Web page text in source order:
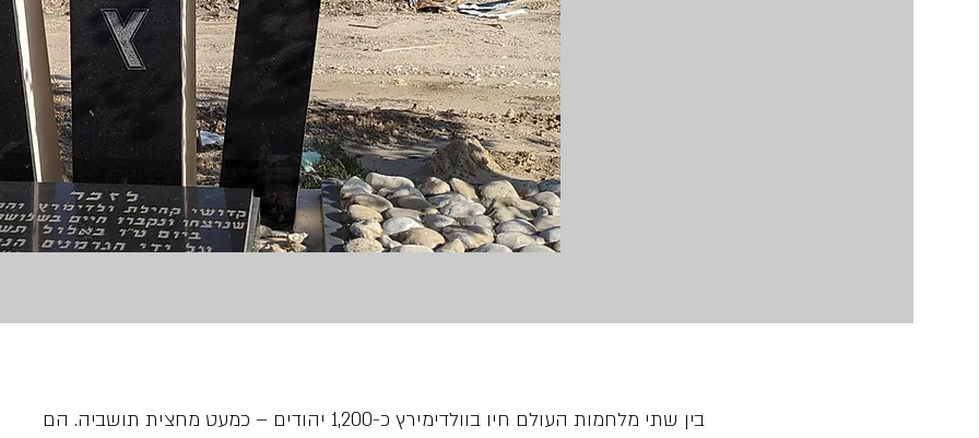
בין שתי מלחמות העולם חיו בוולדימירץ כ-1,200 יהודים – כמעט מחצית תושביה. הם